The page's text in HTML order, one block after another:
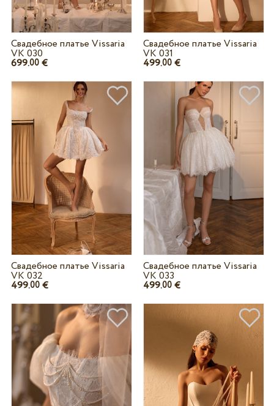
Свадебное платье Vissaria
VK 030
699.00€
Свадебное платье Vissaria
VK 031
499.00 €
Свадебное платье Vissaria
VK 032
499.00€
Свадебное платье Vissaria
VK 033
499.00 €